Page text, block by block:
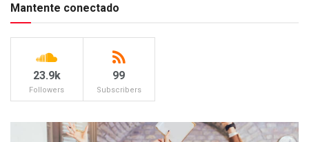
Mantente conectado
23.9k
Followers
99
Subscribers